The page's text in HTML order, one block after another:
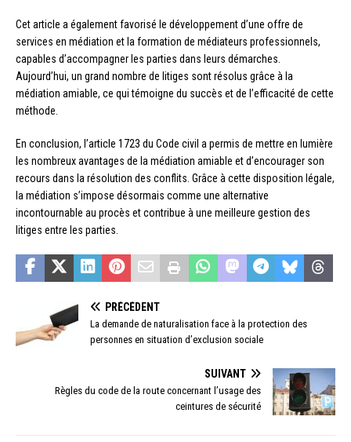
Cet article a également favorisé le développement d’une offre de
services en médiation et la formation de médiateurs professionnels,
capables d’accompagner les parties dans leurs démarches.
Aujourd’hui, un grand nombre de litiges sont résolus grâce à la
médiation amiable, ce qui témoigne du succès et de l’efficacité de cette
méthode.
En conclusion, l’article 1723 du Code civil a permis de mettre en lumière
les nombreux avantages de la médiation amiable et d’encourager son
recours dans la résolution des conflits. Grâce à cette disposition légale,
la médiation s’impose désormais comme une alternative
incontournable au procès et contribue à une meilleure gestion des
litiges entre les parties.
PRÉCÉDENT
La demande de naturalisation face à la protection des
personnes en situation d’exclusion sociale
SUIVANT
Règles du code de la route concernant l’usage des
ceintures de sécurité